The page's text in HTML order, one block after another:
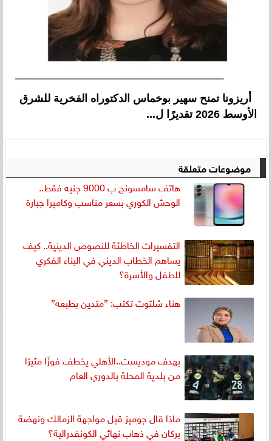
أريزونا تمنح سهير بوخماس الدكتوراه الفخرية للشرق
الأوسط 2026 تقديرًا ل...
موضوعات متعلقة
هاتف سامسونج ب 9000 جنيه فقط..
الوحش الكوري بسعر مناسب وكاميرا جبارة
التفسيرات الخاطئة للنصوص الدينية.. كيف
يساهم الخطاب الديني في البناء الفكري
للطفل والأسرة؟
هناء شلتوت تكتب: ”متدين بطبعه”
بهدف موديست..الأهلي يخطف فوزًا مثيرًا
من بلدية المحلة بالدوري العام
ماذا قال جوميز قبل مواجهة الزمالك ونهضة
بركان في ذهاب نهائي الكونفدرالية؟